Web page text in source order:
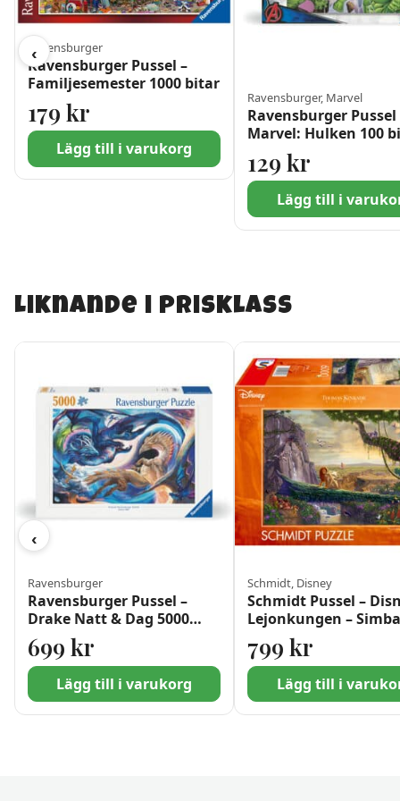
‹Ravensburger
Ravensburger Pussel –
Familjesemester 1000 bitar
179 kr
Lägg till i varukorg
Ravensburger, Marvel
Ravensburger Pussel
Marvel: Hulken 100
129kr
Lägg till i
Liknande i prisklass
‹
Ravensburger
Ravensburger Pussel –
Drake Natt & Dag 5000
bitar
699 kr
Lägg till i varukorg
Schmidt, Disney
Schmidt Pussel –
Lejonkungen –
Skatt 6000​ bitar
799kr
Lägg till i